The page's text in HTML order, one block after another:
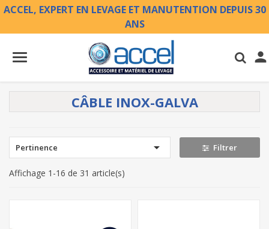
ACCEL, EXPERT EN LEVAGE ET MANUTENTION DEPUIS 30
ANS

CÂBLE INOX-GALVA
Pertinence  Filtrer
Affichage 1-16 de 31 article(s)